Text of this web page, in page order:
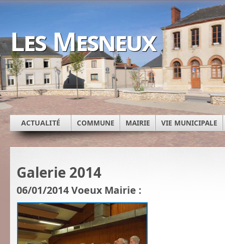
Les Mesneux
ACTUALITÉ COMMUNE MAIRIE VIE MUNICIPALE
Galerie 2014
06/01/2014 Voeux Mairie :